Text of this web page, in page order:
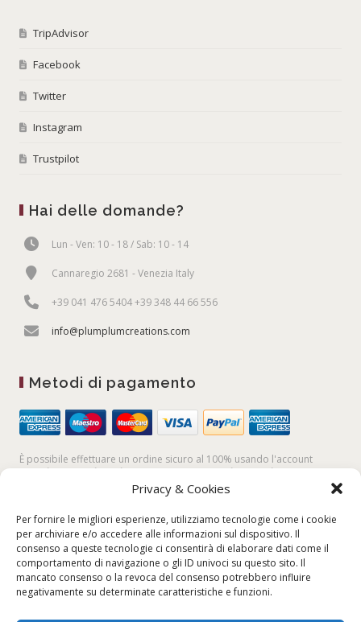
Privacy & Cookies
Per fornire le migliori esperienze, utilizziamo tecnologie come i cookie
per archiviare e/o accedere alle informazioni sul dispositivo. Il
consenso a queste tecnologie ci consentirà di elaborare dati come il
comportamento di navigazione o gli ID univoci su questo sito. Il
mancato consenso o la revoca del consenso potrebbero influire
negativamente su determinate caratteristiche e funzioni.
TripAdvisor
Facebook
Twitter
Instagram
Trustpilot
Hai delle domande?
Lun - Ven: 10 - 18 / Sab: 10 - 14
Cannaregio 2681 - Venezia Italy
+39 041 476 5404 +39 348 44 66 556
info@plumplumcreations.com
Metodi di pagamento
È possibile effettuare un ordine sicuro al 100% usando l'account
PayPal,lacarta di credito, oppure facendo unbonifico bancario